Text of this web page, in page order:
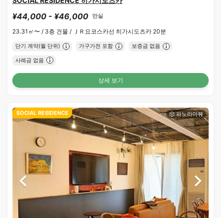
¥44,000 - ¥46,000 만실
23.31㎡〜 / 3층 건물 / ＪＲ요코스카선 히가시도츠카 20분
단기 계약(월 단위) 가구가전 포함 보증금 없음
사례금 없음
상세 보기
SOCIAL RESIDENCE